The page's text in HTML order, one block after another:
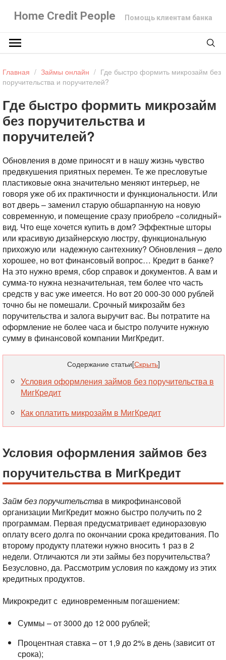
Home Credit People Помощь клиентам банка
Главная / Займы онлайн / Где быстро формить микрозайм без
поручительства и поручителей?
Где быстро формить микрозайм
без поручительства и
поручителей?
Обновления в доме приносят и в нашу жизнь чувство
предвкушения приятных перемен. Те же пресловутые
пластиковые окна значительно меняют интерьер, не
говоря уже об их практичности и функциональности. Или
вот дверь – заменил старую обшарпанную на новую
современную, и помещение сразу приобрело «солидный»
вид. Что еще хочется купить в дом? Эффектные шторы
или красивую дизайнерскую люстру, функциональную
прихожую или надежную сантехнику? Обновления – дело
хорошее, но вот финансовый вопрос… Кредит в банке?
На это нужно время, сбор справок и документов. А вам и
сумма-то нужна незначительная, тем более что часть
средств у вас уже имеется. Но вот 20 000-30 000 рублей
точно бы не помешали. Срочный микрозайм без
поручительства и залога выручит вас. Вы потратите на
оформление не более часа и быстро получите нужную
сумму в финансовой компании МигКредит.
Содержание статьи[Скрыть]
Условия оформления займов без поручительства в
МигКредит
Как оплатить микрозайм в МигКредит
Условия оформления займов без
поручительства в МигКредит
Займ без поручительства в микрофинансовой
организации МигКредит можно быстро получить по 2
программам. Первая предусматривает единоразовую
оплату всего долга по окончании срока кредитования. По
второму продукту платежи нужно вносить 1 раз в 2
недели. Отличаются ли эти займы без поручительства?
Безусловно, да. Рассмотрим условия по каждому из этих
кредитных продуктов.
Микрокредит с единовременным погашением:
Суммы – от 3000 до 12 000 рублей;
Процентная ставка – от 1,9 до 2% в день (зависит от
срока);